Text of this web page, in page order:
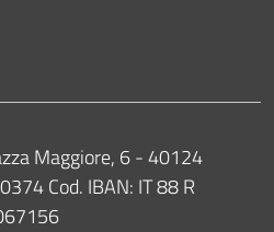
Maggiore, 6 - 40124
Cod. IBAN: IT 88 R